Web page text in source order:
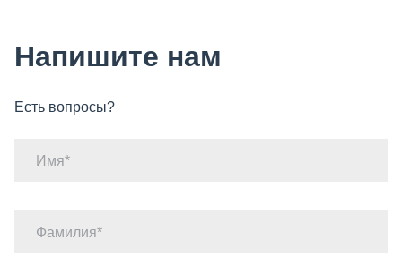
Напишите нам
Есть вопросы?
Имя
Фамилия